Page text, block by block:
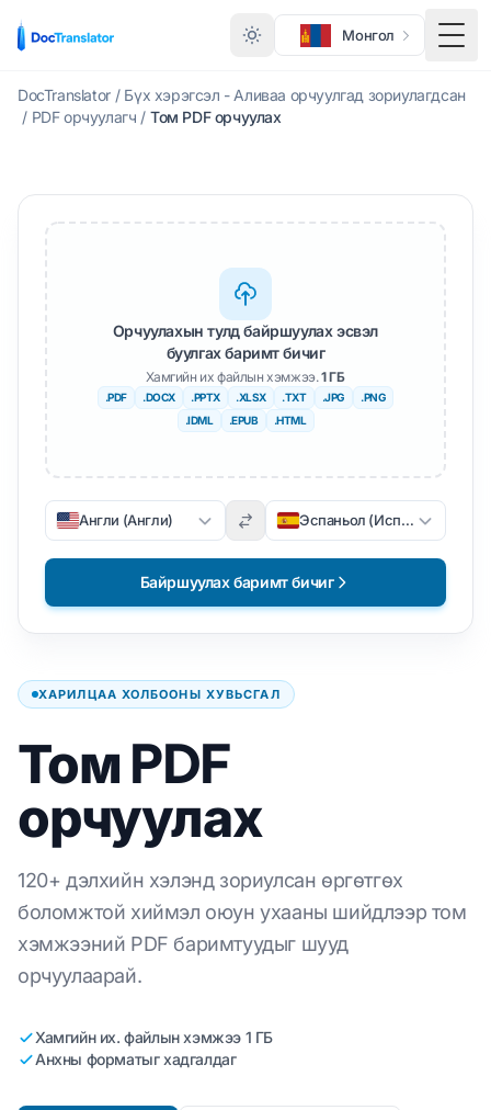
Монгол
DocTranslator / Бүх хэрэгсэл - Аливаа орчуулгад зориулагдсан
/ PDF орчуулагч / Том PDF орчуулах
ХАРИЛЦАА ХОЛБООНЫ ХУВЬСГАЛ
Том PDF
орчуулах
120+ дэлхийн хэлэнд зориулсан өргөтгөх
боломжтой хиймэл оюун ухааны шийдлээр том
хэмжээний PDF баримтуудыг шууд
орчуулаарай.
Хамгийн их. файлын хэмжээ 1 ГБ
Анхны форматыг хадгалдаг
Орчуулахын тулд байршуулах эсвэл
буулгах баримт бичиг
Хамгийн их файлын хэмжээ.1 ГБ
.PDF .DOCX .PPTX .XLSX .TXT .JPG
.PNG
.IDML
.EPUB .HTML
Англи (Англи) Эспаньол (Испани)
Байршуулах баримт бичиг